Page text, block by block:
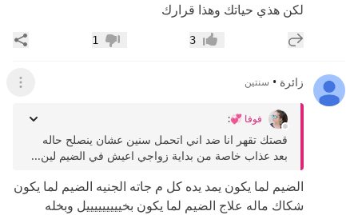
لكن هذي حياتك وهذا قرارك
إضافة رد جديد إعجاب3 عدم إعجاب
1
زائرة • سنتين عرض
فوفا 💞:
قصتك تقهر انا ضد اني اتحمل سنين عشان ينصلح حاله
بعد عذاب خاصة من بداية زواجي اعيش في الضيم لين...
الضيم لما يكون يمد يده كل م جاته الجنيه الضيم لما يكون
شكاك ماله علاج الضيم لما يكون بخيييييييييل وبخله